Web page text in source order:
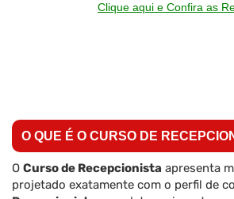
Clique aqui e Confira as
O QUE É O CURSO DE
O Curso de Recepcionista apresenta
projetado exatamente com o perfil de